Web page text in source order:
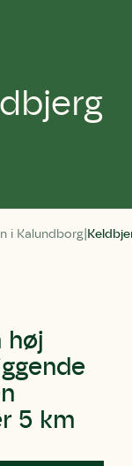
i Kalundborg
høj
5 km